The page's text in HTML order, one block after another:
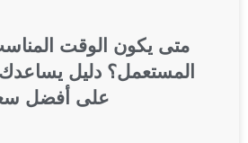
متى يكون الوقت
المستعمل؟ دليل
على أفضل